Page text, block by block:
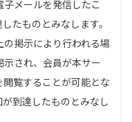
メールを発信したこ
たものとみなします。
掲示により行われる場
され、会員が本サー
覧することが可能とな
到達したものとみなし